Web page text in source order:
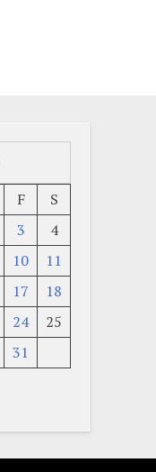
F
S
3
4
10
11
17
18
24
25
31